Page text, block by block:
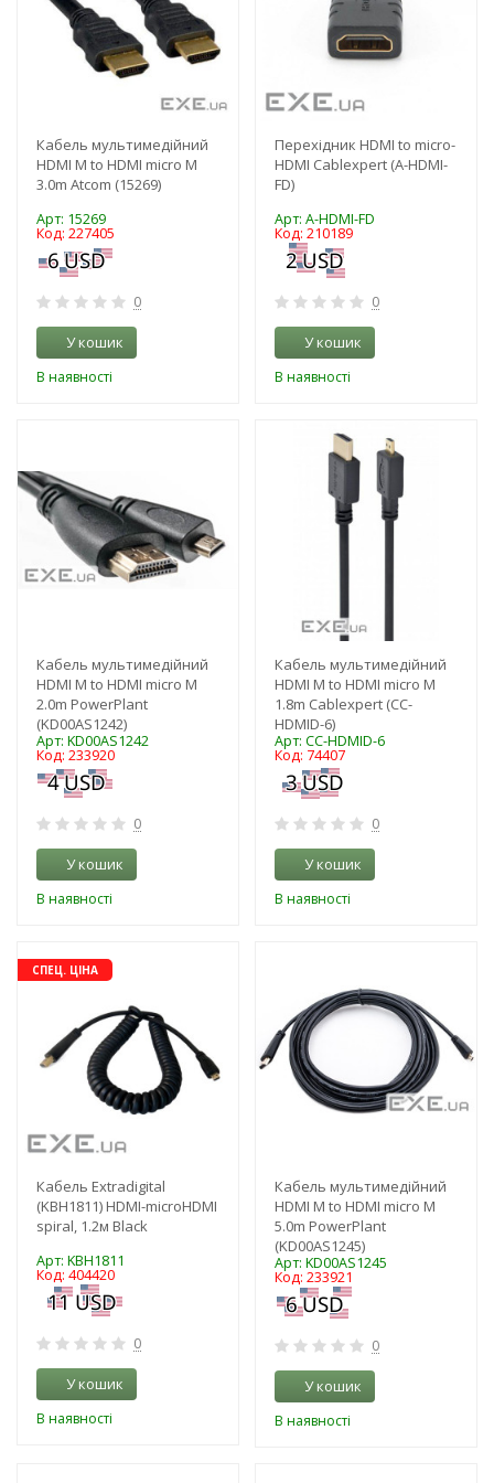
Кабель мультимедійний
HDMI M to HDMI micro M
3.0m Atcom (15269)
Арт: 15269
Код: 227405
0
У кошик
В наявності
Перехідник HDMI to micro-
HDMI Cablexpert (A-HDMI-
FD)
Арт: A-HDMI-FD
Код: 210189
0
У кошик
В наявності
Кабель мультимедійний
HDMI M to HDMI micro M
2.0m PowerPlant
(KD00AS1242)
Арт: KD00AS1242
Код: 233920
0
У кошик
В наявності
Кабель мультимедійний
HDMI M to HDMI micro M
1.8m Cablexpert (CC-
HDMID-6)
Арт: CC-HDMID-6
Код: 74407
0
У кошик
В наявності
СПЕЦ. ЦІНА
Кабель Extradigital
(KBH1811) HDMI-microHDMI
spiral, 1.2м Black
Арт: KBH1811
Код: 404420
0
У кошик
В наявності
Кабель мультимедійний
HDMI M to HDMI micro M
5.0m PowerPlant
(KD00AS1245)
Арт: KD00AS1245
Код: 233921
0
У кошик
В наявності